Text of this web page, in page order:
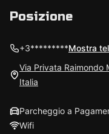
Posizione
+3*********Mostra
Via Privata Raimondo
Italia
Parcheggio a
Wifi